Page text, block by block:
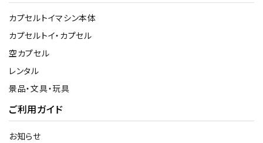
カプセルトイマシン本体
カプセルトイ・カプセル
空カプセル
レンタル
景品・文具・玩具
ご利用ガイド
お知らせ